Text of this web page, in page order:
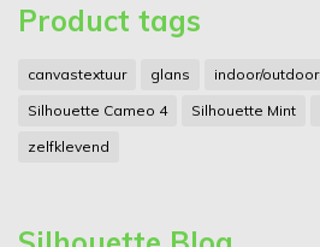
Product tags
canvastextuur glans indoor/outdoor
Silhouette Cameo 4
Silhouette Mint
zelfklevend